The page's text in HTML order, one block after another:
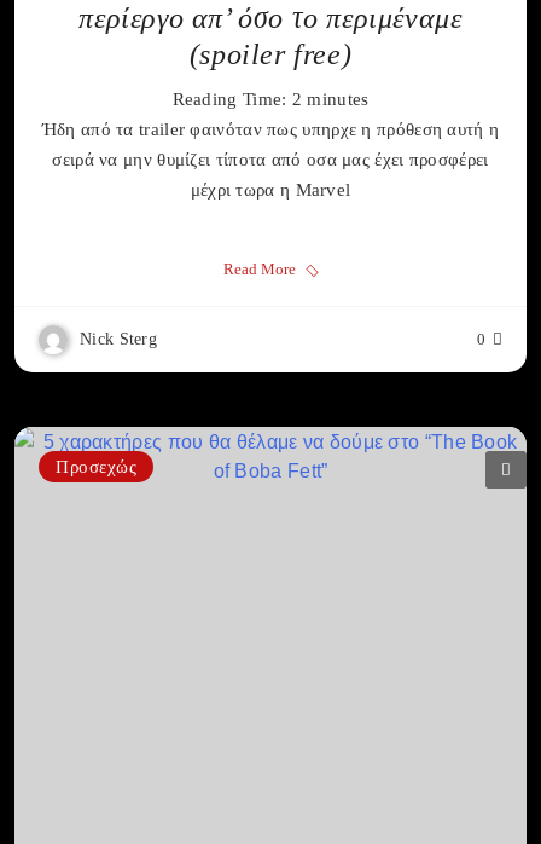
περίεργο απ’ όσο το περιμέναμε
(spoiler free)
Reading Time: 2 minutes
Ήδη από τα trailer φαινόταν πως υπηρχε η πρόθεση αυτή η
σειρά να μην θυμίζει τίποτα από οσα μας έχει προσφέρει
μέχρι τωρα η Marvel
Read More
Nick Sterg 0
Προσεχώς